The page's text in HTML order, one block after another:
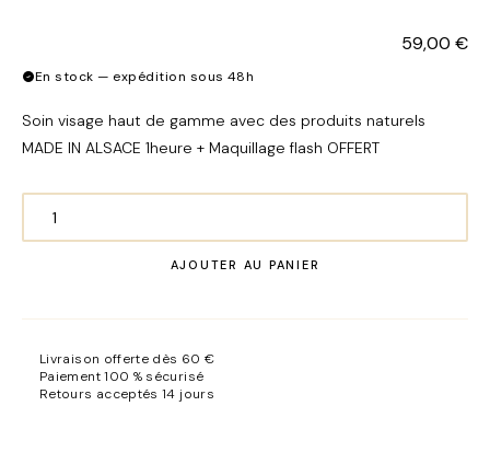
59,00 €
En stock — expédition sous 48h
Soin visage haut de gamme avec des produits naturels
MADE IN ALSACE 1heure + Maquillage flash OFFERT
quantité
hydratant
purifiant
AJOUTER AU PANIER
Livraison offerte dès 60 €
Paiement 100 % sécurisé
Retours acceptés 14 jours